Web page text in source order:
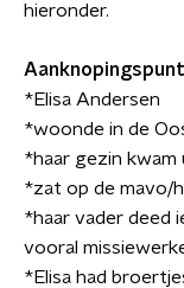
hieronder.
*Elisa Andersen
*woonde in de
*haar gezin
*zat op de mavo/
*haar vader deed
vooral
*Elisa had